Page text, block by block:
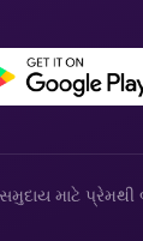
માટે પ્રેમથી